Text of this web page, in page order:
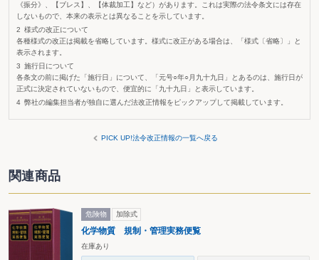
《振分》、【ブレス】、【体裁加工】など）があります。これは実際の法令条文には存在
しないもので、本来の表示とは異なることを示しています。
様式の改正について
各種様式の改正は掲載を省略しています。様式に改正がある場合は、「様式〔省略〕」と
表示されます。
施行日について
各条文の前に掲げた「施行日」について、「元号○年○月九十九日」とあるのは、施行日が
正式に決定されていないもので、便宜的に「九十九日」と表示しています。
弊社の編集担当者が独自に選んだ法改正情報をピックアップして掲載しています。
PICK UP!法令改正情報の一覧へ戻る
関連商品
危険物 加除式
化学物質 規制・管理実務便覧
在庫あり